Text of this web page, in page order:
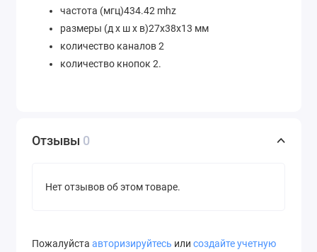
частота (мгц)434.42 mhz
размеры (д х ш х в)27х38х13 мм
количество каналов 2
количество кнопок 2.
Отзывы 0
Нет отзывов об этом товаре.
Пожалуйста авторизируйтесь или создайте учетную